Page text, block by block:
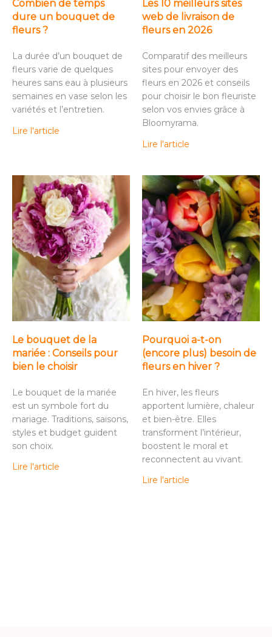
Combien de temps
dure un bouquet de
fleurs ?
La durée d’un bouquet de
fleurs varie de quelques
heures sans eau à plusieurs
semaines en vase selon les
variétés et l’entretien.
Lire l'article
Les 10 meilleurs sites
web de livraison de
fleurs en 2026
Comparatif des meilleurs
sites pour envoyer des
fleurs en 2026 et conseils
pour choisir le bon fleuriste
selon vos envies grâce à
Bloomyrama.
Lire l'article
Le bouquet de la
mariée : Conseils pour
bien le choisir
Le bouquet de la mariée
est un symbole fort du
mariage. Traditions, saisons,
styles et budget guident
son choix.
Lire l'article
Pourquoi a-t-on
(encore plus) besoin de
fleurs en hiver ?
En hiver, les fleurs
apportent lumière, chaleur
et bien-être. Elles
transforment l’intérieur,
boostent le moral et
reconnectent au vivant.
Lire l'article